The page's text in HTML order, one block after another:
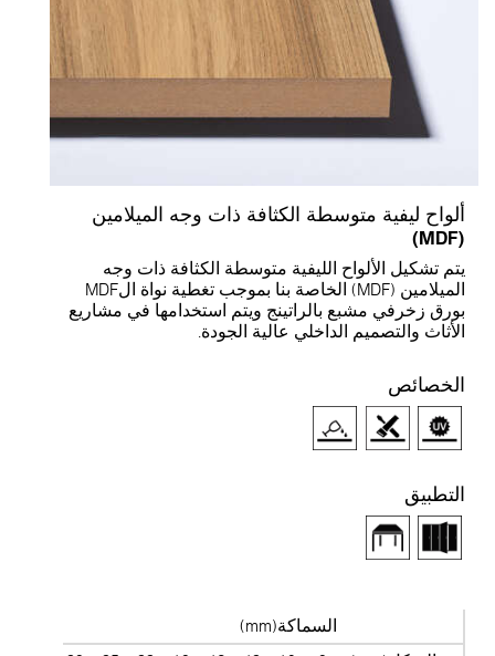
ألواح ليفية متوسطة الكثافة ذات وجه الميلامين
(MDF)
يتم تشكيل الألواح الليفية متوسطة الكثافة ذات وجه
الميلامين (MDF) الخاصة بنا بموجب تغطية نواة الMDF
بورق زخرفي مشبع بالراتينج ويتم استخدامها في مشاريع
الأثاث والتصميم الداخلي عالية الجودة.
الخصائص
التطبيق
السماكة(mm)